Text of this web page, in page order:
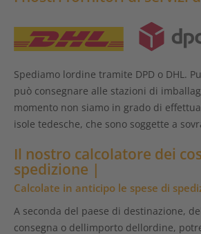
Spediamo lordine tramite DPD o DHL.
può consegnare alle stazioni di
momento non siamo in grado di
isole tedesche, che sono soggette a
Il nostro calcolatore dei
spedizione |
Calcolate in anticipo le spese di
A seconda del paese di destinazione,
consegna o dellimporto dellordine,